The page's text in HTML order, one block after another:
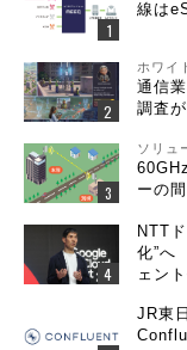
線は
ホワイ
通信
調査
ソリュ
ーの
NTT
化”へ
ェン
JR東